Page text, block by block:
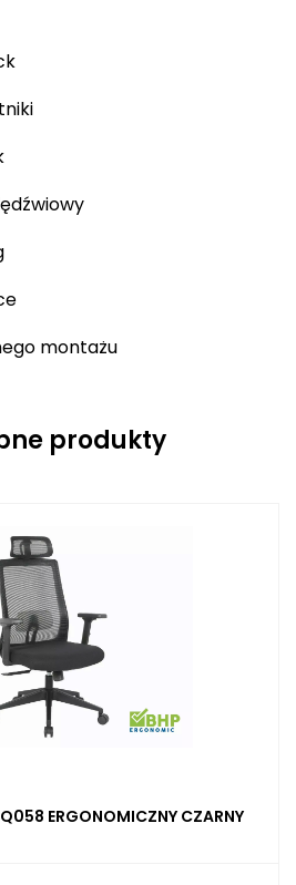
montażu
produkty
ERGONOMICZNY CZARNY